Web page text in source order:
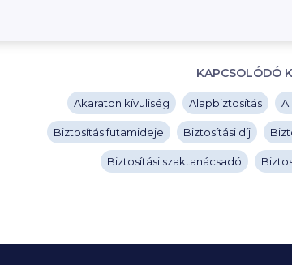
KAPCSOLÓDÓ
Akaraton kívüliség Alapbiztosítás
Biztosítás futamideje Biztosítási díj
Biztosítási szaktanácsadó